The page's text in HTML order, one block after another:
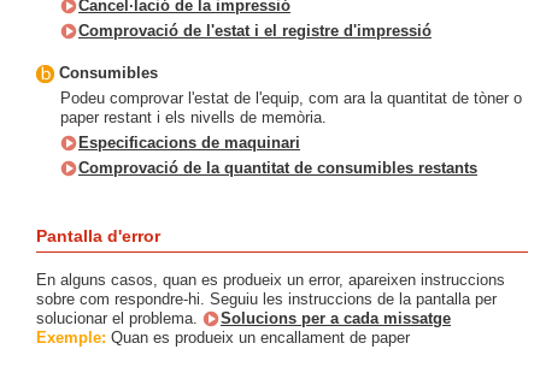
Cancel·lació de la impressió
Comprovació de l'estat i el registre d'impressió
Consumibles
Podeu comprovar l'estat de l'equip, com ara la quantitat de tòner o
paper restant i els nivells de memòria.
Especificacions de maquinari
Comprovació de la quantitat de consumibles restants
Pantalla d'error
En alguns casos, quan es produeix un error, apareixen instruccions
sobre com respondre-hi. Seguiu les instruccions de la pantalla per
solucionar el problema.
Solucions per a cada missatge
Exemple: Quan es produeix un encallament de paper